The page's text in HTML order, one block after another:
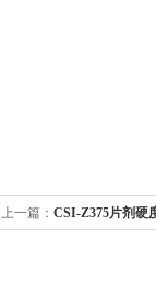
上一篇： CSI-Z375片剂硬